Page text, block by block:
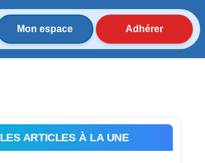
Mon espace Adhérer
LES ARTICLES À LA UNE